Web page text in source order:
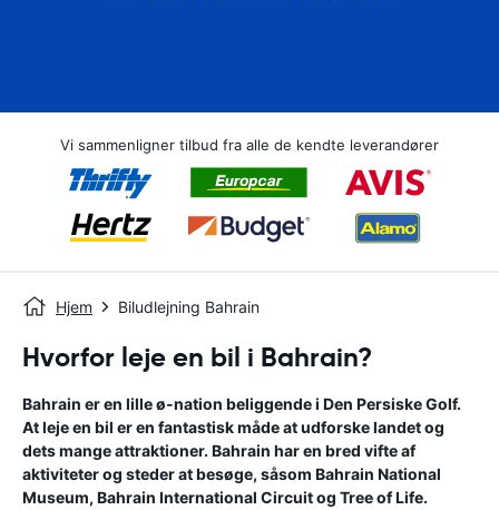
Vi sammenligner tilbud fra alle de kendte leverandører
Hjem Biludlejning Bahrain
Hvorfor leje en bil i Bahrain?
Bahrain er en lille ø-nation beliggende i Den Persiske Golf.
At leje en bil er en fantastisk måde at udforske landet og
dets mange attraktioner. Bahrain har en bred vifte af
aktiviteter og steder at besøge, såsom Bahrain National
Museum, Bahrain International Circuit og Tree of Life.